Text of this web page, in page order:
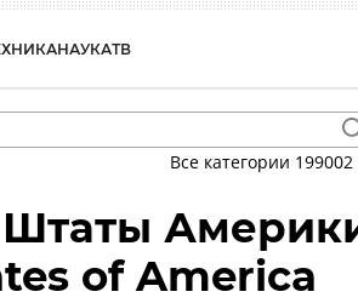
НАУКАТВ
Все категории 199002
of America